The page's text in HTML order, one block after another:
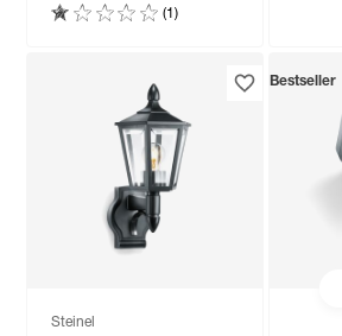
x 8,1 x 30,5 cm
(1)
Steinel
Bestseller